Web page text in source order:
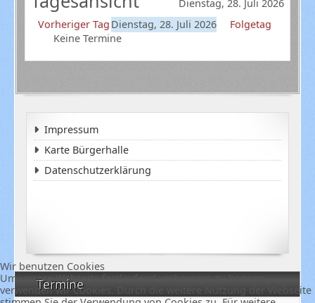
Termine
Dienstag, 28. Juli 2026
Vorheriger Tag Dienstag, 28. Juli 2026
Folgetag
Keine Termine
Impressum
Karte Bürgerhalle
Datenschutzerklärung
Wir benutzen Cookies
Um unsere Webseite fortlaufend verbessern zu können,
verwenden wir Cookies. Durch die weitere Nutzung der Webseite